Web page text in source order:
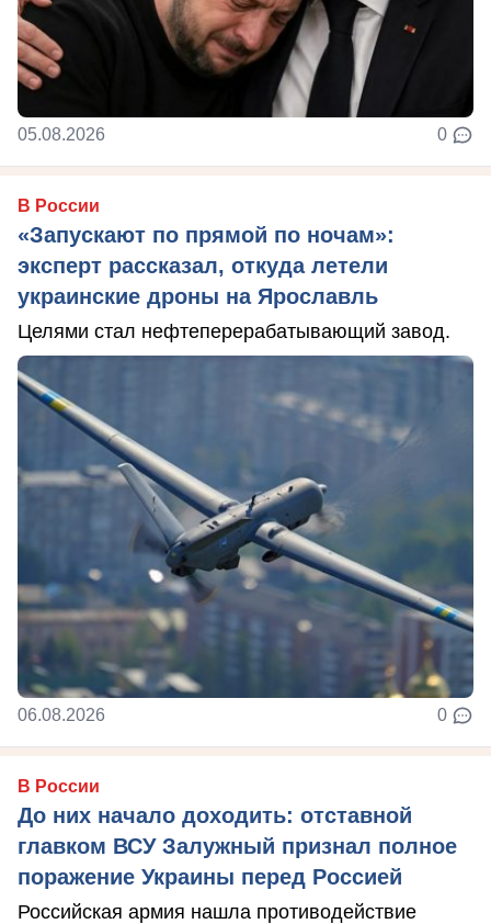
05.08.2026 0
В России
«Запускают по прямой по ночам»:
эксперт рассказал, откуда летели
украинские дроны на Ярославль
Целями стал нефтеперерабатывающий завод.
06.08.2026 0
В России
До них начало доходить: отставной
главком ВСУ Залужный признал полное
поражение Украины перед Россией
Российская армия нашла противодействие